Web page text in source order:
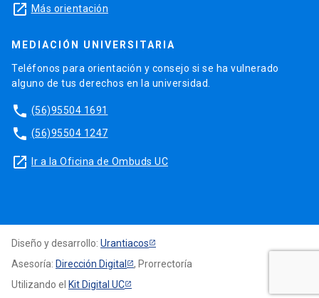
launch Más orientación
MEDIACIÓN UNIVERSITARIA
Teléfonos para orientación y consejo si se ha vulnerado
alguno de tus derechos en la universidad.
phone (56)95504 1691
phone (56)95504 1247
launch Ir a la Oficina de Ombuds UC
Diseño y desarrollo: Urantiacos
Asesoría: Dirección Digital
, Prorrectoría
Utilizando el Kit Digital UC